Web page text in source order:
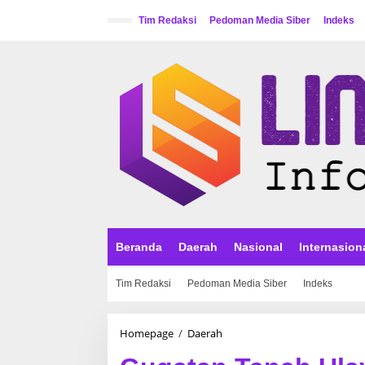
Tim Redaksi Pedoman Media Siber Indeks
Beranda Daerah Nasional
Tim Redaksi Pedoman Media Siber Indeks
Homepage / Daerah